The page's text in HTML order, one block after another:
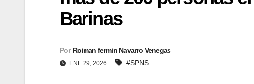
Barinas
Por Roiman fermin Navarro Venegas
ENE 29, 2026 #SPNS